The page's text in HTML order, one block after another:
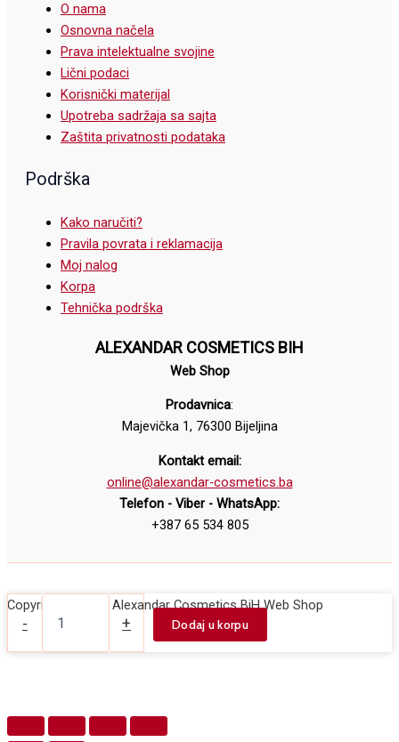
O nama
Osnovna načela
Prava intelektualne svojine
Lični podaci
Korisnički materijal
Upotreba sadržaja sa sajta
Zaštita privatnosti podataka
Podrška
Kako naručiti?
Pravila povrata i reklamacija
Moj nalog
Korpa
Tehnička podrška
ALEXANDAR COSMETICS BIH
Web Shop
Prodavnica:
Majevička 1, 76300 Bijeljina
Kontakt email:
online@alexandar-cosmetics.ba
Telefon - Viber - WhatsApp:
+387 65 534 805
Copyright © 2026 Alexandar Cosmetics BiH Web Shop
-
Maskara
trepavica
+ Dodaj u korpu